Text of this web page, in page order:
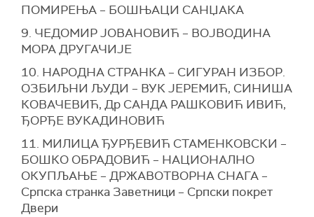
ПОМИРЕЊА – БОШЊАЦИ САНЏАКА
9. ЧЕДОМИР ЈОВАНОВИЋ – ВОЈВОДИНА
МОРА ДРУГАЧИЈЕ
10. НАРОДНА СТРАНКА – СИГУРАН ИЗБОР.
ОЗБИЉНИ ЉУДИ – ВУК ЈЕРЕМИЋ, СИНИША
КОВАЧЕВИЋ, Др САНДА РАШКОВИЋ ИВИЋ,
ЂОРЂЕ ВУКАДИНОВИЋ
11. МИЛИЦА ЂУРЂЕВИЋ СТАМЕНКОВСКИ –
БОШКО ОБРАДОВИЋ – НАЦИОНАЛНО
ОКУПЉАЊЕ – ДРЖАВОТВОРНА СНАГА –
Српска странка Заветници – Српски покрет
Двери